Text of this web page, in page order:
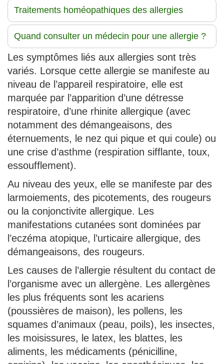
Traitements homéopathiques des allergies
Quand consulter un médecin pour une allergie ?
Les symptômes liés aux allergies sont très
variés. Lorsque cette allergie se manifeste au
niveau de l’appareil respiratoire, elle est
marquée par l’apparition d’une détresse
respiratoire, d’une rhinite allergique (avec
notamment des démangeaisons, des
éternuements, le nez qui pique et qui coule) ou
une crise d’asthme (respiration sifflante, toux,
essoufflement).
Au niveau des yeux, elle se manifeste par des
larmoiements, des picotements, des rougeurs
ou la conjonctivite allergique. Les
manifestations cutanées sont dominées par
l’eczéma atopique, l’urticaire allergique, des
démangeaisons, des rougeurs.
Les causes de l’allergie résultent du contact de
l’organisme avec un allergène. Les allergènes
les plus fréquents sont les acariens
(poussières de maison), les pollens, les
squames d’animaux (peau, poils), les insectes,
les moisissures, le latex, les blattes, les
aliments, les médicaments (pénicilline,